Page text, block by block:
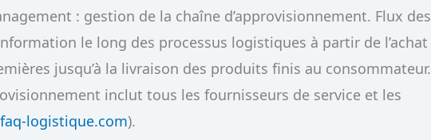
: gestion de la chaîne d’approvisionnement. Flux des
le long des processus logistiques à partir de l’achat
jusqu’à la livraison des produits finis au consommateur.
inclut tous les fournisseurs de service et les
faq-logistique.com).